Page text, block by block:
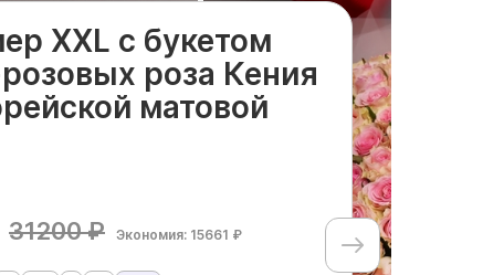
ХХL с букетом
роза Кения
матовой
31200 ₽ Экономия: 15661 ₽